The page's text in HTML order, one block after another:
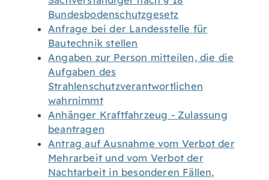
Bundesbodenschutzgesetz
Anfrage bei der Landesstelle für
Bautechnik stellen
Angaben zur Person mitteilen, die die
Aufgaben des
Strahlenschutzverantwortlichen
wahrnimmt
Anhänger Kraftfahrzeug - Zulassung
beantragen
Antrag auf Ausnahme vom Verbot der
Mehrarbeit und vom Verbot der
Nachtarbeit in besonderen Fällen,